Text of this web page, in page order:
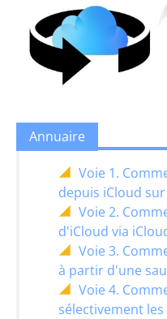
Annuaire
Voie 1.
depuis iCloud
Voie 2.
d'iCloud via
Voie 3.
à partir d'une
Voie 4.
sélectivement